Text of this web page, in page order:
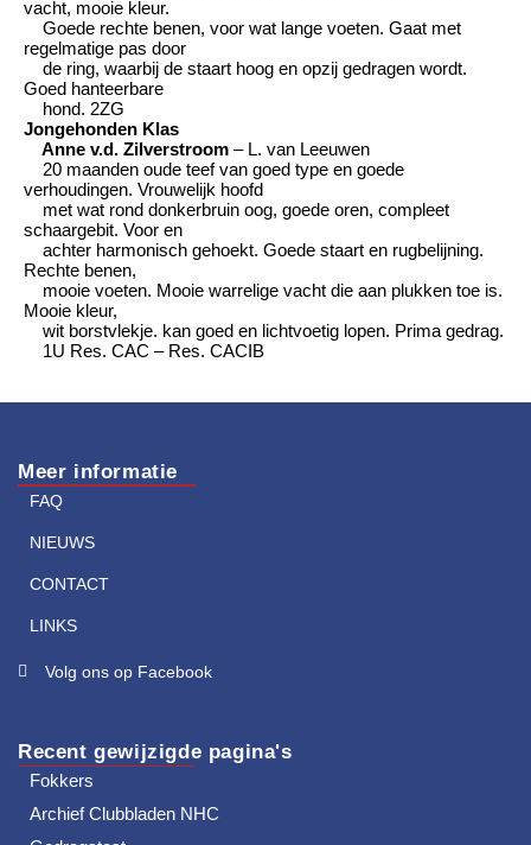
vacht, mooie kleur.
Goede rechte benen, voor wat lange voeten. Gaat met
regelmatige pas door
de ring, waarbij de staart hoog en opzij gedragen wordt.
Goed hanteerbare
hond. 2ZG
Jongehonden Klas
Anne v.d. Zilverstroom – L. van Leeuwen
20 maanden oude teef van goed type en goede
verhoudingen. Vrouwelijk hoofd
met wat rond donkerbruin oog, goede oren, compleet
schaargebit. Voor en
achter harmonisch gehoekt. Goede staart en rugbelijning.
Rechte benen,
mooie voeten. Mooie warrelige vacht die aan plukken toe is.
Mooie kleur,
wit borstvlekje. kan goed en lichtvoetig lopen. Prima gedrag.
1U Res. CAC – Res. CACIB
Meer informatie
FAQ
NIEUWS
CONTACT
LINKS
Volg ons op Facebook
Recent gewijzigde pagina's
Fokkers
Archief Clubbladen NHC